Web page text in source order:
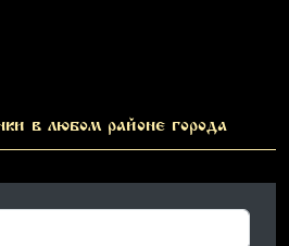
в любом районе города